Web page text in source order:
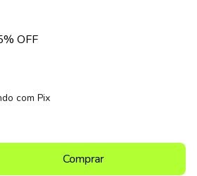
% OFF
com Pix